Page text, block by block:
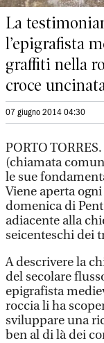
La
l’epigrafista
graffiti nella
croce
07 giugno 2014 04:30
PORTO
(chiamata
le sue
Viene aperta
domenica di
adiacente alla
seicenteschi dei
A descrivere la
del secolare
epigrafista
roccia li ha
sviluppare una
ben al di là dei